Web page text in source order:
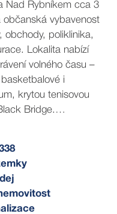
Nad Rybníkem cca 3
občanská vybavenost
obchody, poliklinika,
Lokalita nabízí
volného času –
i
krytou tenisovou
Bridge.
OC Černý most a